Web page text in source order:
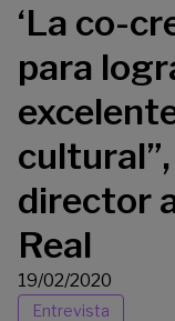
‘La co-
para
director
Real
19/02/2020
Entrevista